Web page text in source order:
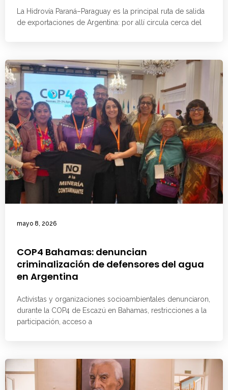
La Hidrovía Paraná–Paraguay es la principal ruta de salida
de exportaciones de Argentina: por allí circula cerca del
mayo 8, 2026
COP4 Bahamas: denuncian
criminalización de defensores del agua
en Argentina
Activistas y organizaciones socioambientales denunciaron,
durante la COP4 de Escazú en Bahamas, restricciones a la
participación, acceso a